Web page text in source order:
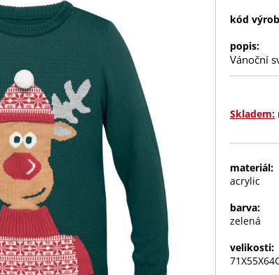
kód
popis:
Vánoční
Skladem:
materiál:
acrylic
barva:
zelená
velikosti: